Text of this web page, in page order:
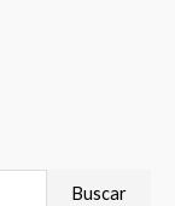
Buscar